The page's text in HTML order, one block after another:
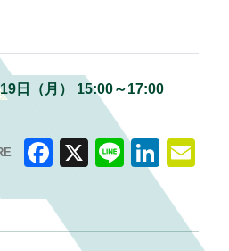
日（月） 15:00～17:00
a
c
e
Li
k
m
ai